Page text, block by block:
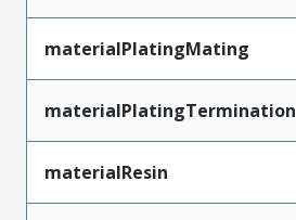
materialPlatingMating
materialPlatingTermination
materialResin